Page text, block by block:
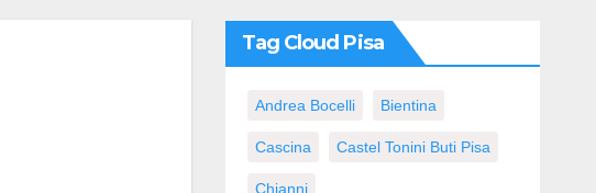
Tag Cloud Pisa
Andrea Bocelli Bientina
Cascina Castel Tonini Buti Pisa
Chianni